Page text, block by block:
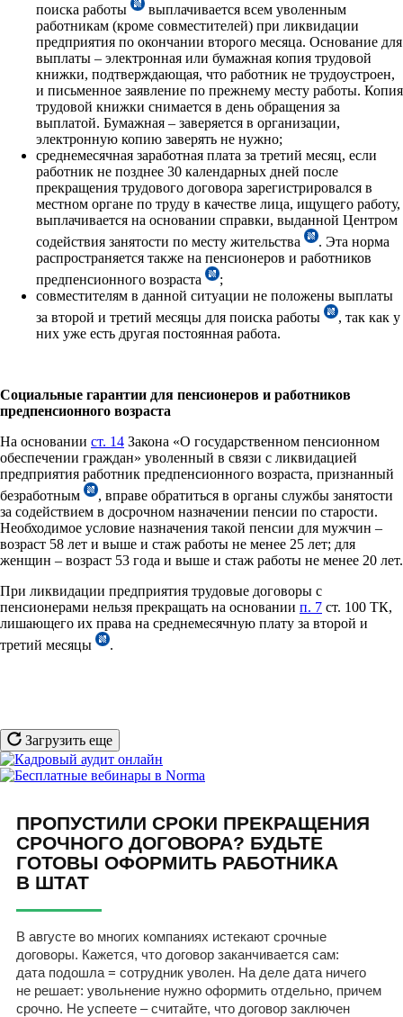
поиска работы
выплачивается всем уволенным
работникам (кроме совместителей) при ликвидации
предприятия по окончании второго месяца. Основание для
выплаты – электронная или бумажная копия трудовой
книжки, подтверждающая, что работник не трудоустроен,
и письменное заявление по прежнему месту работы. Копия
трудовой книжки снимается в день обращения за
выплатой. Бумажная – заверяется в организации,
электронную копию заверять не нужно;
среднемесячная заработная плата за третий месяц, если
работник не позднее 30 календарных дней после
прекращения трудового договора зарегистрировался в
местном органе по труду в качестве лица, ищущего работу,
выплачивается на основании справки, выданной Центром
содействия занятости по месту жительства
. Эта норма
распространяется также на пенсионеров и работников
предпенсионного возраста
;
совместителям в данной ситуации не положены выплаты
за второй и третий месяцы для поиска работы
, так как у
них уже есть другая постоянная работа.
Социальные гарантии для пенсионеров и работников
предпенсионного возраста
На основании ст. 14 Закона «О государственном пенсионном
обеспечении граждан» уволенный в связи с ликвидацией
предприятия работник предпенсионного возраста, признанный
безработным
, вправе обратиться в органы службы занятости
за содействием в досрочном назначении пенсии по старости.
Необходимое условие назначения такой пенсии для мужчин –
возраст 58 лет и выше и стаж работы не менее 25 лет; для
женщин – возраст 53 года и выше и стаж работы не менее 20 лет.
При ликвидации предприятия трудовые договоры с
пенсионерами нельзя прекращать на основании п. 7 ст. 100 ТК,
лишающего их права на среднемесячную плату за второй и
третий месяцы
.
Загрузить еще
ПРОПУСТИЛИ СРОКИ ПРЕКРАЩЕНИЯ
СРОЧНОГО ДОГОВОРА? БУДЬТЕ
ГОТОВЫ ОФОРМИТЬ РАБОТНИКА
В ШТАТ
В августе во многих компаниях истекают срочные
договоры. Кажется, что договор заканчивается сам:
дата подошла = сотрудник уволен. На деле дата ничего
не решает: увольнение нужно оформить отдельно, причем
срочно. Не успеете – считайте, что договор заключен